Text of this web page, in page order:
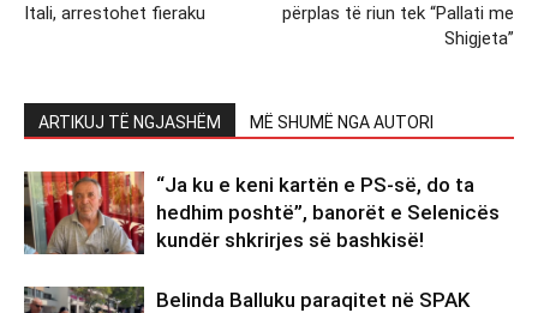
Itali, arrestohet fieraku
përplas të riun tek “Pallati me
Shigjeta”
ARTIKUJ TË NGJASHËM MË SHUMË NGA AUTORI
“Ja ku e keni kartën e PS-së, do ta
hedhim poshtë”, banorët e Selenicës
kundër shkrirjes së bashkisë!
Belinda Balluku paraqitet në SPAK